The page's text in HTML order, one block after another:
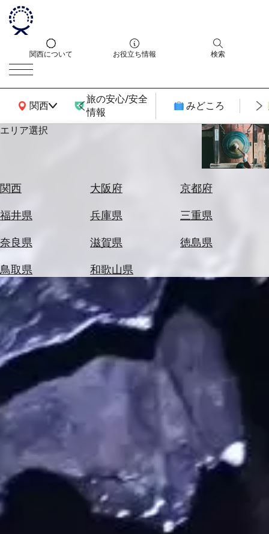
関西について お役立ち情報 検索
関西
関西広域MAP
旅の安心/安全
情報
みどころ
エリア選択
関西 大阪府
京都府
福井県
兵庫県
三重県
奈良県
滋賀県
徳島県
鳥取県
和歌山県
エ
券
テ
を
探
す
為
替
を
調
べ
る
天
気
見
る